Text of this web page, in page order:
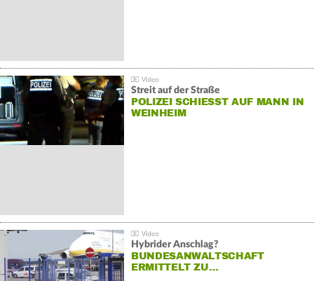
Streit auf der Straße
POLIZEI SCHIESST AUF MANN IN W
EINHEIM
Hybrider Anschlag?
BUNDESANWALTSCHAFT
ERMITTELT ZU…